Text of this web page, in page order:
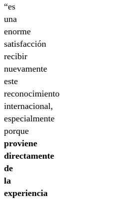
“es
una
enorme
satisfacción
recibir
nuevamente
este
reconocimiento
internacional,
especialmente
porque
proviene
directamente
de
la
experiencia